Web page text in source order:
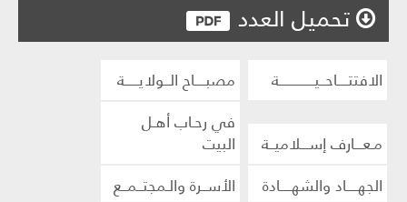
تحميل العدد
الافتتــــاحــيـــــــــــــة مصبــــاح الــولايـــــة
مـعـــارف إســـلاميــة
في رحـاب أهـل
البيت
الجهــــاد والشهــــادة
الأســرة والـمجتــمــع